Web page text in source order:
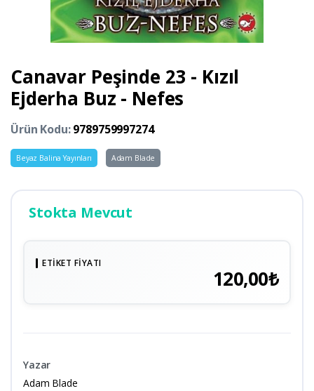
Canavar Peşinde 23 - Kızıl
Ejderha Buz - Nefes
Ürün Kodu:9789759997274
Beyaz Balina Yayınları Adam Blade
Stokta Mevcut
ETIKET FIYATI
120,00₺
Yazar
Adam Blade